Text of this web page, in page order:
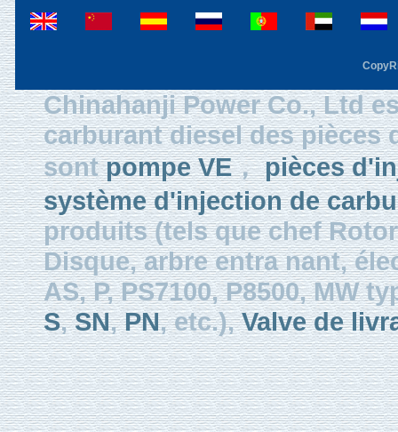
Chinahanji Power Co., Ltd
carburant diesel des pièces
sontpompe VE，pièces
système d'injection de
produits (tels que chef
Disque, arbre entra nant,
AS, P, PS7100, P8500, MW
S,SN,PN, etc.),Valve de